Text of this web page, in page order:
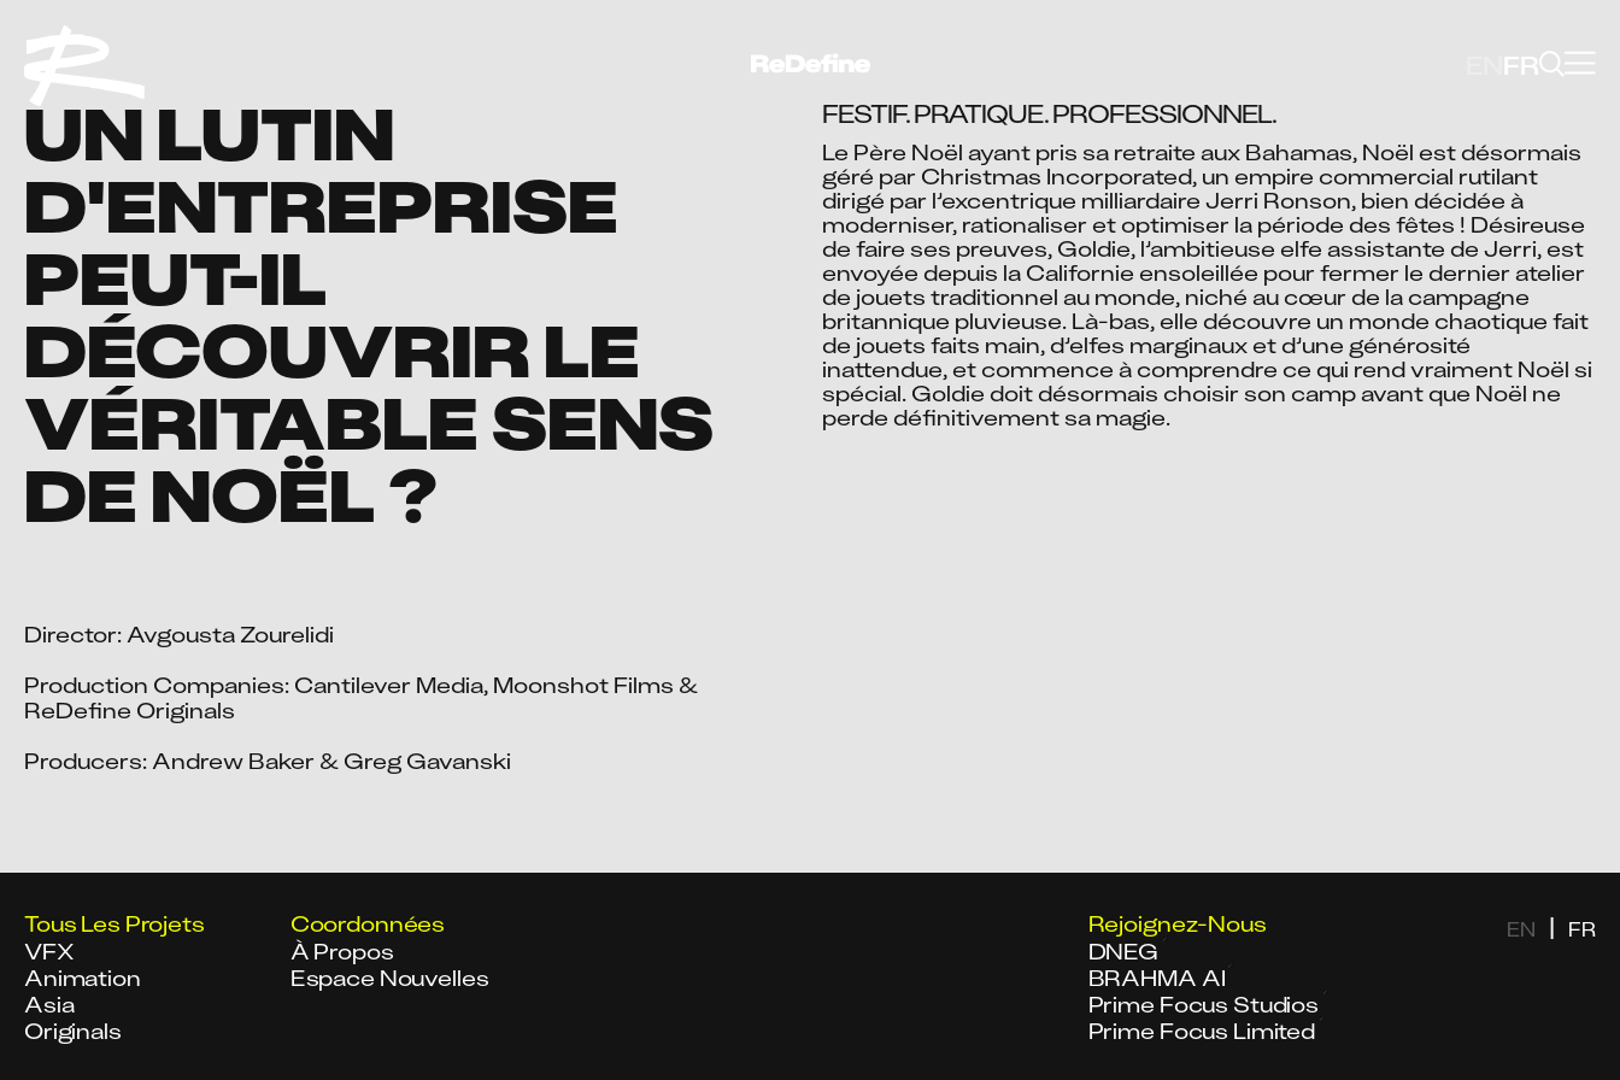
FR
UN LUTIN
D'ENTREPRISE
PEUT-IL
DÉCOUVRIR LE
VÉRITABLE SENS
DE NOËL ?
Director: Avgousta Zourelidi
Production Companies: Cantilever Media, Moonshot Films &
ReDefine Originals
Producers: Andrew Baker & Greg Gavanski
FESTIF. PRATIQUE. PROFESSIONNEL.
Le Père Noël ayant pris sa retraite aux Bahamas, Noël est désormais
géré par Christmas Incorporated, un empire commercial rutilant
dirigé par l’excentrique milliardaire Jerri Ronson, bien décidée à
moderniser, rationaliser et optimiser la période des fêtes ! Désireuse
de faire ses preuves, Goldie, l’ambitieuse elfe assistante de Jerri, est
envoyée depuis la Californie ensoleillée pour fermer le dernier atelier
de jouets traditionnel au monde, niché au cœur de la campagne
britannique pluvieuse. Là-bas, elle découvre un monde chaotique fait
de jouets faits main, d’elfes marginaux et d’une générosité
inattendue, et commence à comprendre ce qui rend vraiment Noël si
spécial. Goldie doit désormais choisir son camp avant que Noël ne
perde définitivement sa magie.
Tous Les Projets
VFX
Animation
Asia
Originals
Coordonnées
À Propos
Espace Nouvelles
Rejoignez-Nous
DNEG
BRAHMA AI
Prime Focus Studios
Prime Focus Limited
EN | FR